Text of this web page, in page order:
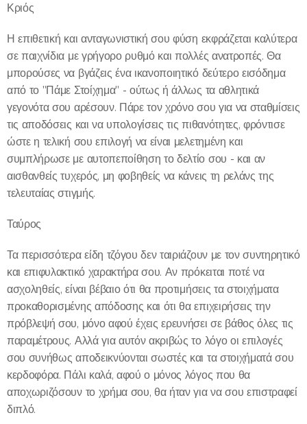
Κριός
Η επιθετική και ανταγωνιστική σου φύση εκφράζεται καλύτερα
σε παιχνίδια με γρήγορο ρυθμό και πολλές ανατροπές. Θα
μπορούσες να βγάζεις ένα ικανοποιητικό δεύτερο εισόδημα
από το "Πάμε Στοίχημα" - ούτως ή άλλως τα αθλητικά
γεγονότα σου αρέσουν. Πάρε τον χρόνο σου για να σταθμίσεις
τις αποδόσεις και να υπολογίσεις τις πιθανότητες, φρόντισε
ώστε η τελική σου επιλογή να είναι μελετημένη και
συμπλήρωσε με αυτοπεποίθηση το δελτίο σου - και αν
αισθανθείς τυχερός, μη φοβηθείς να κάνεις τη ρελάνς της
τελευταίας στιγμής.
Ταύρος
Τα περισσότερα είδη τζόγου δεν ταιριάζουν με τον συντηρητικό
και επιφυλακτικό χαρακτήρα σου. Αν πρόκειται ποτέ να
ασχοληθείς, είναι βέβαιο ότι θα προτιμήσεις τα στοιχήματα
προκαθορισμένης απόδοσης και ότι θα επιχειρήσεις την
πρόβλεψή σου, μόνο αφού έχεις ερευνήσει σε βάθος όλες τις
παραμέτρους. Αλλά για αυτόν ακριβώς το λόγο οι επιλογές
σου συνήθως αποδεικνύονται σωστές και τα στοιχήματά σου
κερδοφόρα. Πάλι καλά, αφού ο μόνος λόγος που θα
αποχωριζόσουν το χρήμα σου, θα ήταν για να σου επιστραφεί
διπλό.